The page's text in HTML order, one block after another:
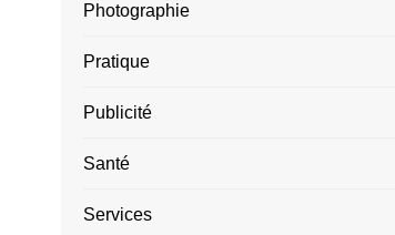
Photographie
Pratique
Publicité
Santé
Services